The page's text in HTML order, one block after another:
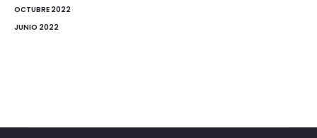
OCTUBRE 2022
JUNIO 2022